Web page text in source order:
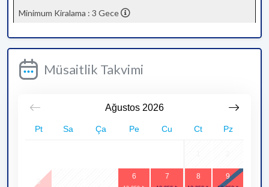
Minimum Kiralama : 3 Gece
Müsaitlik Takvimi
Ağustos 2026
Pt Sa Ça Pe Cu Ct Pz
3
6 7 8 9